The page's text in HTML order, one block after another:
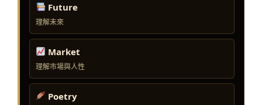
Future
理解未來
Market
理解市場與人性
Poetry